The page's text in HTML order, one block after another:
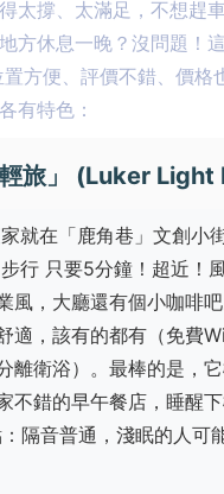
太撐、太滿足，不想趕
方休息一晚？沒問題！
方便、評價不錯、價格
有特色：
旅」 (Luker Light
就在「鹿角巷」文創小
行 只要5分鐘！超近！
風，大廳還有個小咖啡
適，該有的都有（免費
離衛浴）。最棒的是，
不錯的早午餐店，睡醒
隔音普通，淺眠的人可